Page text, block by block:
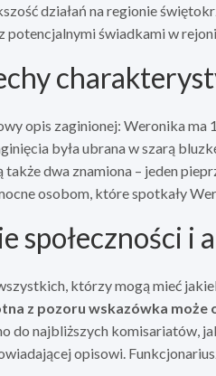
działań na regionie
potencjalnymi świadkami w
opis zaginionej: Weronika
była ubrana w szarą
dwa znamiona – jeden
osobom, które spotkały
społeczności i
którzy mogą mieć
z pozoru wskazówka
do najbliższych komisariatów,
opisowi.